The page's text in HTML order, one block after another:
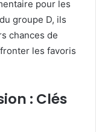
pour les
groupe D, ils
chances de
les favoris
: Clés